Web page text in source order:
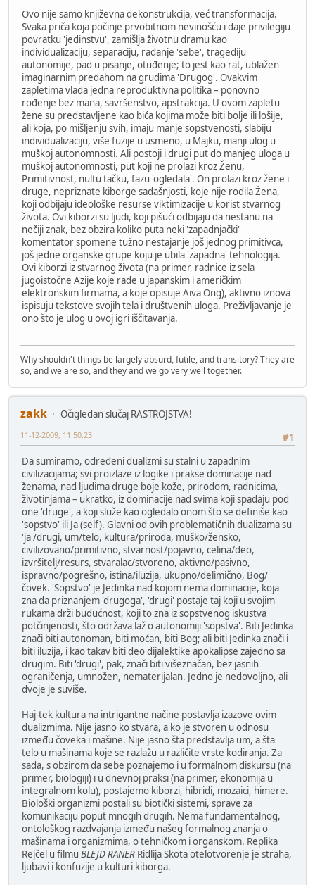
Ovo nije samo književna dekonstrukcija, već transformacija.
Svaka priča koja počinje prvobitnom nevinošću i daje privilegiju
povratku 'jedinstvu', zamišlja životnu dramu kao
individualizaciju, separaciju, rađanje 'sebe', tragediju
autonomije, pad u pisanje, otuđenje; to jest kao rat, ublažen
imaginarnim predahom na grudima 'Drugog'. Ovakvim
zapletima vlada jedna reproduktivna politika – ponovno
rođenje bez mana, savršenstvo, apstrakcija. U ovom zapletu
žene su predstavljene kao bića kojima može biti bolje ili lošije,
ali koja, po mišljenju svih, imaju manje sopstvenosti, slabiju
individualizaciju, više fuzije u usmeno, u Majku, manji ulog u
muškoj autonomnosti. Ali postoji i drugi put do manjeg uloga u
muškoj autonomnosti, put koji ne prolazi kroz Ženu,
Primitivnost, nultu tačku, fazu 'ogledala'. On prolazi kroz žene i
druge, nepriznate kiborge sadašnjosti, koje nije rodila Žena,
koji odbijaju ideološke resurse viktimizacije u korist stvarnog
života. Ovi kiborzi su ljudi, koji pišući odbijaju da nestanu na
nečiji znak, bez obzira koliko puta neki 'zapadnjački'
komentator spomene tužno nestajanje još jednog primitivca,
još jedne organske grupe koju je ubila 'zapadna' tehnologija.
Ovi kiborzi iz stvarnog života (na primer, radnice iz sela
jugoistočne Azije koje rade u japanskim i američkim
elektronskim firmama, a koje opisuje Aiva Ong), aktivno iznova
ispisuju tekstove svojih tela i društvenih uloga. Preživljavanje je
ono što je ulog u ovoj igri iščitavanja.
Why shouldn't things be largely absurd, futile, and transitory? They are
so, and we are so, and they and we go very well together.
zakk
Očigledan slučaj RASTROJSTVA!
#1
11-12-2009, 11:50:23
Da sumiramo, određeni dualizmi su stalni u zapadnim
civilizacijama; svi proizlaze iz logike i prakse dominacije nad
ženama, nad ljudima druge boje kože, prirodom, radnicima,
životinjama – ukratko, iz dominacije nad svima koji spadaju pod
one 'druge', a koji služe kao ogledalo onom što se definiše kao
'sopstvo' ili Ja (self). Glavni od ovih problematičnih dualizama su
'ja'/drugi, um/telo, kultura/priroda, muško/žensko,
civilizovano/primitivno, stvarnost/pojavno, celina/deo,
izvršitelj/resurs, stvaralac/stvoreno, aktivno/pasivno,
ispravno/pogrešno, istina/iluzija, ukupno/delimično, Bog/
čovek. 'Sopstvo' je Jedinka nad kojom nema dominacije, koja
zna da priznanjem 'drugoga', 'drugi' postaje taj koji u svojim
rukama drži budućnost, koji to zna iz sopstvenog iskustva
potčinjenosti, što održava laž o autonomiji 'sopstva'. Biti Jedinka
znači biti autonoman, biti moćan, biti Bog; ali biti Jedinka znači i
biti iluzija, i kao takav biti deo dijalektike apokalipse zajedno sa
drugim. Biti 'drugi', pak, znači biti višeznačan, bez jasnih
ograničenja, umnožen, nematerijalan. Jedno je nedovoljno, ali
dvoje je suviše.
Haj-tek kultura na intrigantne načine postavlja izazove ovim
dualizmima. Nije jasno ko stvara, a ko je stvoren u odnosu
između čoveka i mašine. Nije jasno šta predstavlja um, a šta
telo u mašinama koje se razlažu u različite vrste kodiranja. Za
sada, s obzirom da sebe poznajemo i u formalnom diskursu (na
primer, biologiji) i u dnevnoj praksi (na primer, ekonomija u
integralnom kolu), postajemo kiborzi, hibridi, mozaici, himere.
Biološki organizmi postali su biotički sistemi, sprave za
komunikaciju poput mnogih drugih. Nema fundamentalnog,
ontološkog razdvajanja između našeg formalnog znanja o
mašinama i organizmima, o tehničkom i organskom. Replika
Rejčel u filmu BLEJD RANER Ridlija Skota otelotvorenje je straha,
ljubavi i konfuzije u kulturi kiborga.